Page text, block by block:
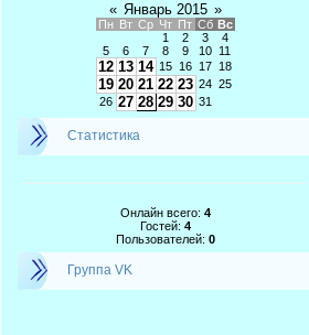
« Январь 2015 »
Пн Вт Ср Чт Пт Сб Вс
1
2 3
4
5
6 7 8 9 10 11
12 13 14 15 16 17 18
19 20 21 22 23 24 25
26 27 28 29 30 31
Статистика
Онлайн всего: 4
Гостей: 4
Пользователей: 0
Группа VK